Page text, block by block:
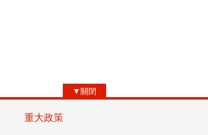
▼關閉
重大政策